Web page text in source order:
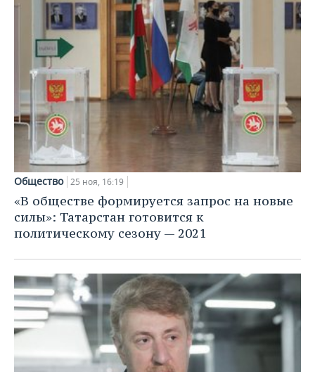
Общество 25 ноя, 16:19
«В обществе формируется запрос на новые
силы»: Татарстан готовится к
политическому сезону — 2021